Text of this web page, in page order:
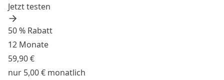
Jetzt testen
50 % Rabatt
12 Monate
59,90 €
nur 5,00 € monatlich